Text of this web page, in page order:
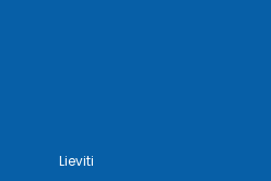
Lieviti